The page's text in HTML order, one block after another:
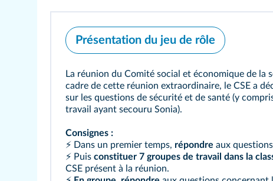
Présentation du jeu de rôle
La réunion du Comité social et économique de la
cadre de cette réunion extraordinaire, le CSE a
sur les questions de sécurité et de santé (y
travail ayant secouru Sonia).
Consignes :
⚡ Dans un premier temps, répondre aux
⚡ Puis constituer 7 groupes de travail dans la
CSE présent à la réunion.